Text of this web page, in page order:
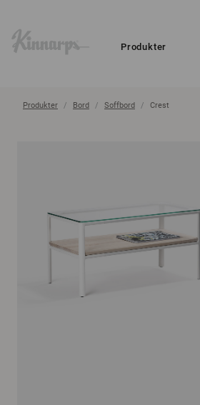
Produkter
Produkter Bord Soffbord Crest